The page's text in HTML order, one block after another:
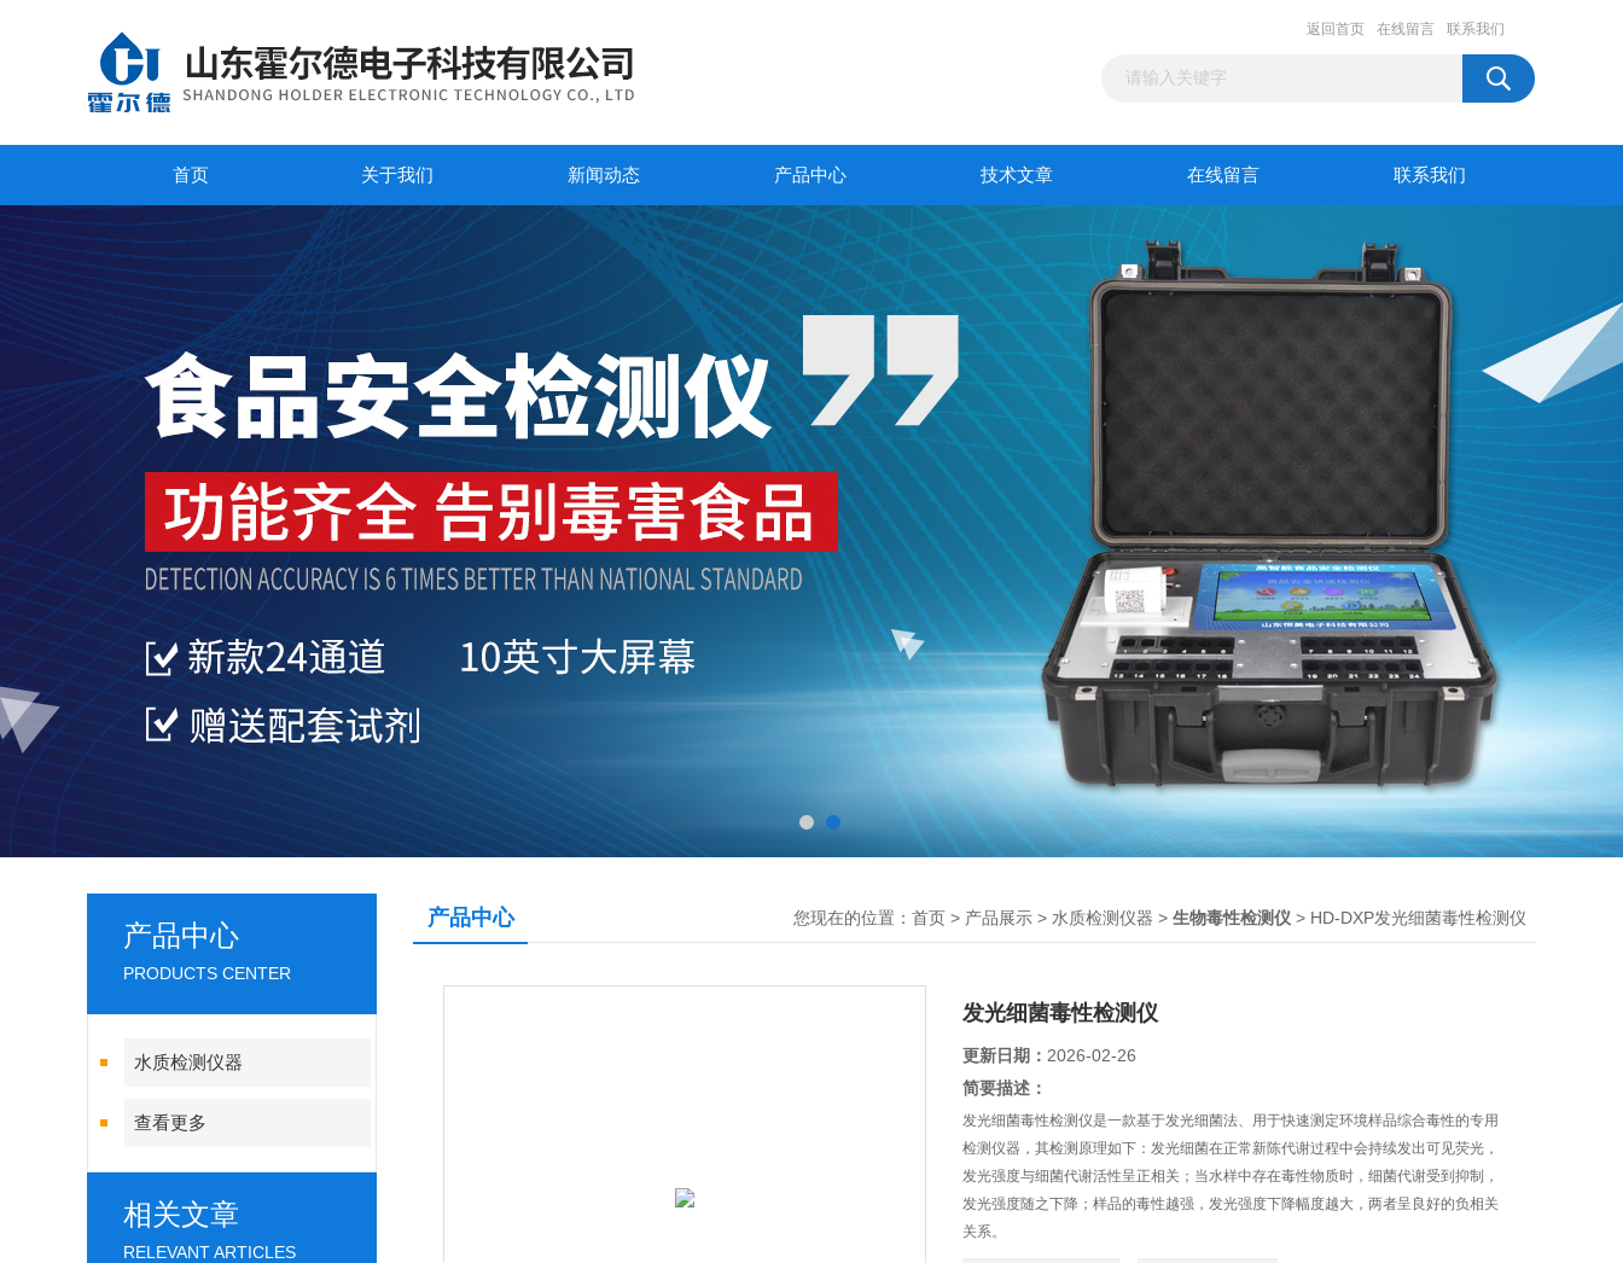
返回首页 在线留言 联系我们
首页 关于我们 新闻动态 产品中心 技术文章 在线留言 联系我们
产品中心
PRODUCTS CENTER
水质检测仪器
查看更多
相关文章
RELEVANT ARTICLES
产品中心 您现在的位置： 首页 > 产品展示 > 水质检测仪器 > 生物毒性检测仪 > HD-DXP发光细菌毒性检测仪
发光细菌毒性检测仪
更新日期： 2026-02-26
简要描述：
发光细菌毒性检测仪是一款基于发光细菌法、用于快速测定环境样品综合毒性的专用
检测仪器，其检测原理如下：发光细菌在正常新陈代谢过程中会持续发出可见荧光，
发光强度与细菌代谢活性呈正相关；当水样中存在毒性物质时，细菌代谢受到抑制，
发光强度随之下降；样品的毒性越强，发光强度下降幅度越大，两者呈良好的负相关
关系。